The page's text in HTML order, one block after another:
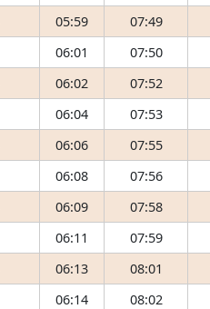
05:59 07:49
06:01 07:50
06:02 07:52
06:04 07:53
06:06 07:55
06:08 07:56
06:09 07:58
06:11 07:59
06:13 08:01
06:14 08:02